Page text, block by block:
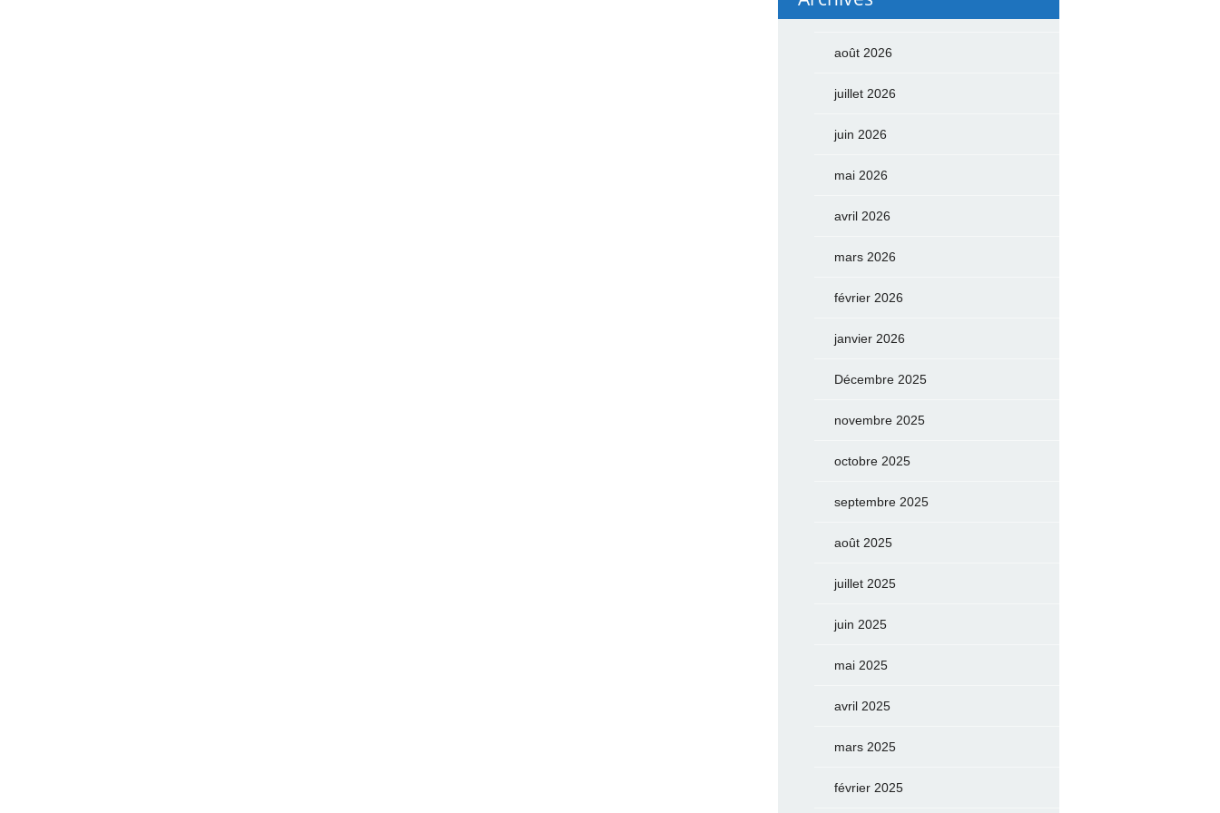
août 2026
juillet 2026
juin 2026
mai 2026
avril 2026
mars 2026
février 2026
janvier 2026
Décembre 2025
novembre 2025
octobre 2025
septembre 2025
août 2025
juillet 2025
juin 2025
mai 2025
avril 2025
mars 2025
février 2025